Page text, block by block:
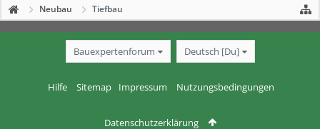
Neubau Tiefbau
Bauexpertenforum Deutsch [Du]
Hilfe Sitemap Impressum Nutzungsbedingungen
Datenschutzerklärung